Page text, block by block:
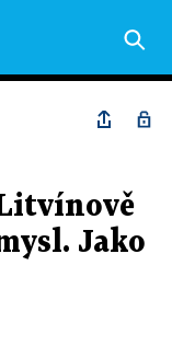
Jako